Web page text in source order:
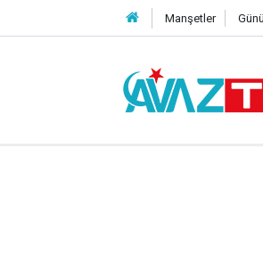
Manşetler